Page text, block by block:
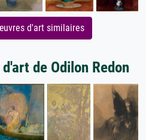
d'art similaires
de Odilon Redon